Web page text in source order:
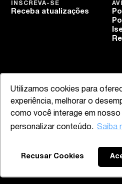
Utilizamos cookies para
experiência, melhorar o
como você interage em nosso
personalizar conteúdo. Saiba
Recusar Cookies
INSCREVA-SE
Receba atualizações